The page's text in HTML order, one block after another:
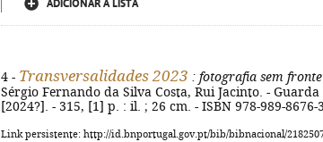
ADICIONAR À LISTA
4 - Transversalidades 2023 : fotografia sem
Sérgio Fernando da Silva Costa, Rui Jacinto. -
[2024?]. - 315, [1] p. : il. ; 26 cm. - ISBN 978-989-8676-
Link persistente: http://id.bnportugal.gov.pt/bib/bibnacional/